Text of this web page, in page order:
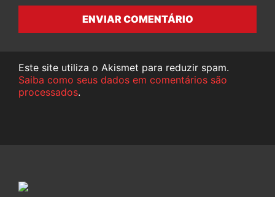
ENVIAR COMENTÁRIO
Este site utiliza o Akismet para reduzir spam.
Saiba como seus dados em comentários são
processados.